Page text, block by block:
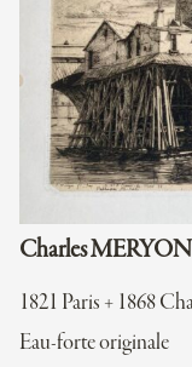
Charles
1821 Paris + 1868
Eau-forte originale